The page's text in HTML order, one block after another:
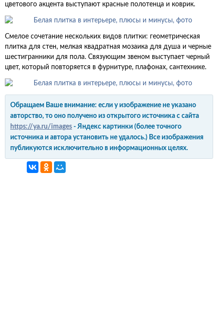
цветового акцента выступают красные полотенца и коврик.
Смелое сочетание нескольких видов плитки: геометрическая
плитка для стен, мелкая квадратная мозаика для душа и черные
шестигранники для пола. Связующим звеном выступает черный
цвет, который повторяется в фурнитуре, плафонах, сантехнике.
Обращаем Ваше внимание: если у изображение не указано
авторство, то оно получено из открытого источника с сайта
https://ya.ru/images - Яндекс картинки (более точного
источника и автора установить не удалось.) Все изображения
публикуются исключительно в информационных целях.